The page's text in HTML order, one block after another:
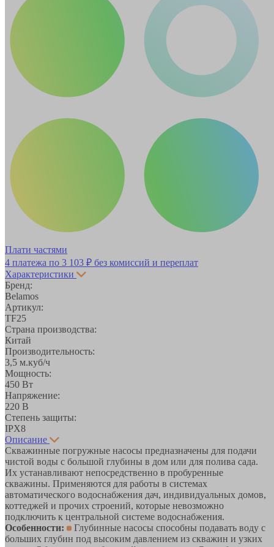
Плати частями
4 платежа по 3 103 ₽ без комиссий и переплат
Характеристики
Бренд:
Belamos
Артикул:
TF25
Страна производства:
Китай
Производительность:
3,5 м.куб/ч
Мощность:
450 Вт
Напряжение:
220 В
Степень защиты:
IPX8
Описание
Cкважинные погружные насосы предназначены для подачи
чистой воды с большой глубины в дом или для полива сада.
Их устанавливают непосредственно в пробуренные
скважины. Применяются для работы в системах
автоматического водоснабжения дач, индивидуальных домов,
коттеджей и прочих строений, которые невозможно
подключить к центральной системе водоснабжения.
Особенности:
Глубинные насосы способны подавать воду с
больших глубин под высоким давлением из скважин и узких